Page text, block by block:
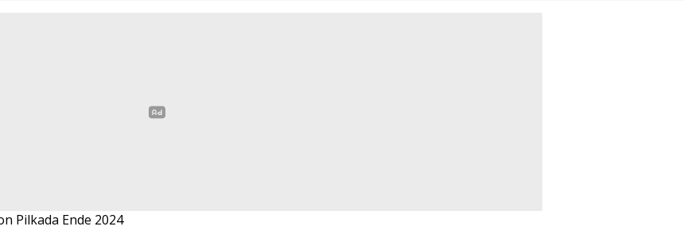
Pilkada Ende 2024